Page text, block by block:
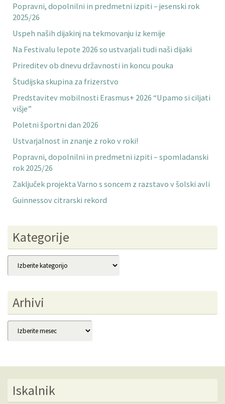
Popravni, dopolnilni in predmetni izpiti – jesenski rok
2025/26
Uspeh naših dijakinj na tekmovanju iz kemije
Na Festivalu lepote 2026 so ustvarjali tudi naši dijaki
Prireditev ob dnevu državnosti in koncu pouka
Študijska skupina za frizerstvo
Predstavitev mobilnosti Erasmus+ 2026 “Upamo si ciljati
višje”
Poletni športni dan 2026
Ustvarjalnost in znanje z roko v roki!
Popravni, dopolnilni in predmetni izpiti – spomladanski
rok 2025/26
Zaključek projekta Varno s soncem z razstavo v šolski avli
Guinnessov citrarski rekord
Kategorije
Kategorije
Arhivi
Arhivi
Iskalnik